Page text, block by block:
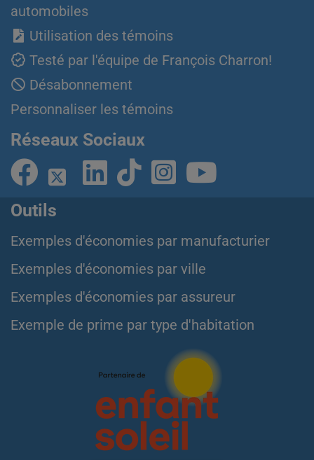
automobiles
Utilisation des témoins
Testé par l'équipe de François Charron!
Désabonnement
Personnaliser les témoins
Réseaux Sociaux
Outils
Exemples d'économies par manufacturier
Exemples d'économies par ville
Exemples d'économies par assureur
Exemple de prime par type d'habitation